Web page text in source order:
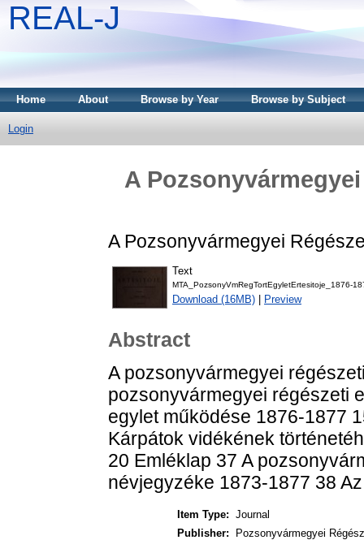
REAL-J
Home About Browse by Year Browse by Subject
Login
A
A Pozsonyvármegyei
Text
MTA_PozsonyVmRegTortEgyletErtesitoje_1876-
Download (16MB) Preview
Abstract
A pozsonyvármegyei
pozsonyvármegyei régészeti
egylet működése 1876-1877
Kárpátok vidékének
20 Emléklap 37 A
névjegyzéke 1873-1877 38
Item Type: Journal
Publisher:
Pozsonyvármegyei